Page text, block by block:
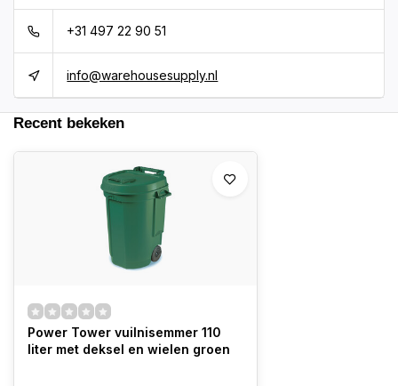
+31 497 22 90 51
info@warehousesupply.nl
Recent bekeken
Power Tower vuilnisemmer 110
liter met deksel en wielen groen